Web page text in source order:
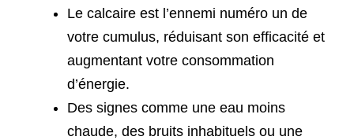
Le calcaire est l’ennemi numéro un de
votre cumulus, réduisant son efficacité et
augmentant votre consommation
d’énergie.
Des signes comme une eau moins
chaude, des bruits inhabituels ou une